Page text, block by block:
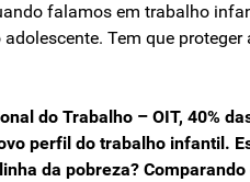
falamos em trabalho
Tem que
do Trabalho – OIT, 40%
perfil do trabalho infantil.
da pobreza?